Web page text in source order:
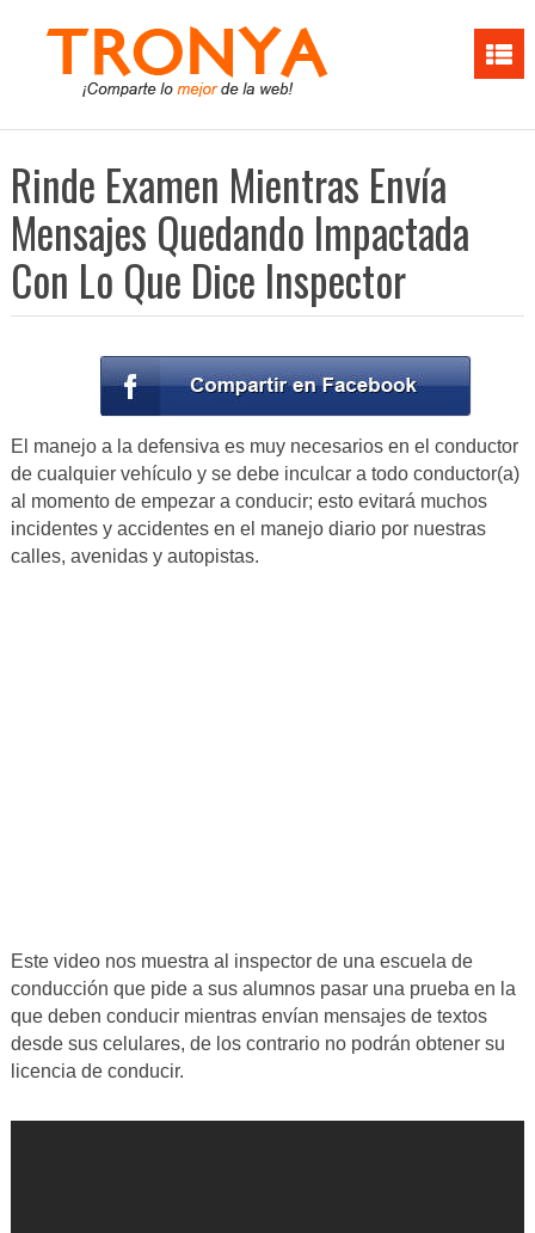
Rinde Examen Mientras Envía
Mensajes Quedando Impactada
Con Lo Que Dice Inspector
El manejo a la defensiva es muy necesarios en el conductor
de cualquier vehículo y se debe inculcar a todo conductor(a)
al momento de empezar a conducir; esto evitará muchos
incidentes y accidentes en el manejo diario por nuestras
calles, avenidas y autopistas.
Este video nos muestra al inspector de una escuela de
conducción que pide a sus alumnos pasar una prueba en la
que deben conducir mientras envían mensajes de textos
desde sus celulares, de los contrario no podrán obtener su
licencia de conducir.